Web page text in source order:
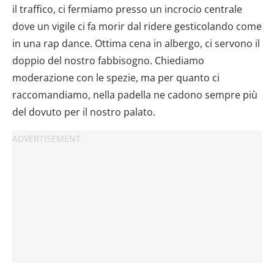
il traffico, ci fermiamo presso un incrocio centrale
dove un vigile ci fa morir dal ridere gesticolando come
in una rap dance. Ottima cena in albergo, ci servono il
doppio del nostro fabbisogno. Chiediamo
moderazione con le spezie, ma per quanto ci
raccomandiamo, nella padella ne cadono sempre più
del dovuto per il nostro palato.